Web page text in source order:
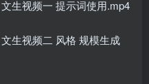
生视频一 提示词使用.mp4
生视频二 风格 规模生成